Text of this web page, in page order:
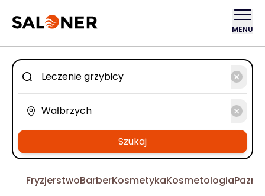
MENU
Szukaj
FryzjerstwoBarberKosmetykaKosmetologia